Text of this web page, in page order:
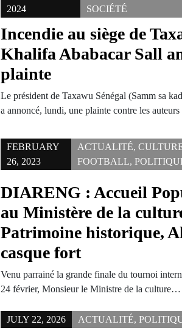
2024
SOCIÉTÉ
Incendie au siège de
Khalifa Ababacar Sall
plainte
Le président de Taxawu Sénégal (Samm sa
a annoncé, lundi, une plainte contre les
FEBRUARY
26, 2023
ACTUALITÉ,
FOOTBALL,
DIARENG : Accueil
au Ministère de la
Patrimoine historique,
casque fort
Venu parrainé la grande finale du tournoi
24 février, Monsieur le Ministre de la culture…
JULY 22, 2026 ACTUALITÉ,